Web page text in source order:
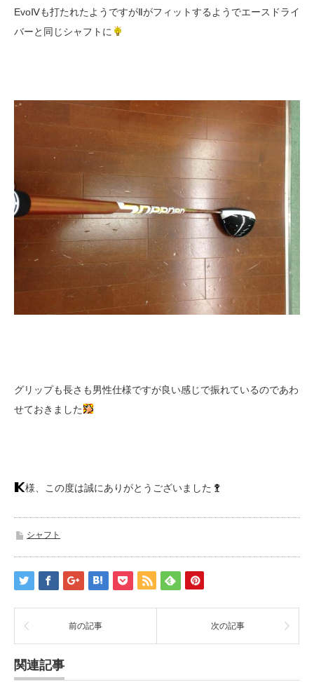
EvoⅣも打たれたようですがⅡがフィットするようでエースドライ
バーと同じシャフトに
グリップも長さも男性仕様ですが良い感じで振れているのであわ
せておきました
様、この度は誠にありがとうございました
シャフト
前の記事 次の記事
関連記事